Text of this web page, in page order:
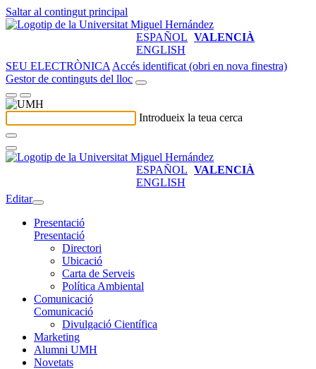
Saltar al contingut principal
ESPAÑOL VALENCIÀ
ENGLISH
SEU ELECTRÒNICA Accés identificat (obri en nova finestra)
Gestor de continguts del lloc
Introdueix la teua cerca
ESPAÑOL VALENCIÀ
ENGLISH
Editar
Presentació
Presentació
Directori
Ubicació
Carta de Serveis
Política Ambiental
Comunicació
Comunicació
Divulgació Científica
Marketing
Alumni UMH
Novetats